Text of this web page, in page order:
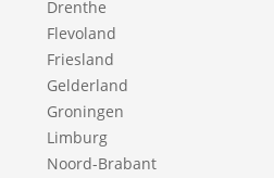
Drenthe
Flevoland
Friesland
Gelderland
Groningen
Limburg
Noord-Brabant